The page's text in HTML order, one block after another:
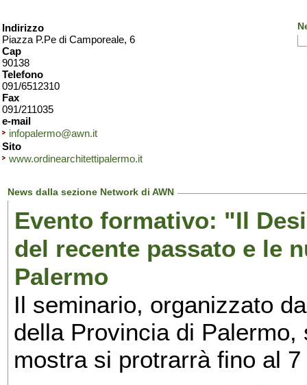
Indirizzo
Piazza P.Pe di Camporeale, 6
Cap
90138
Telefono
091/6512310
Fax
091/211035
e-mail
infopalermo@awn.it
Sito
www.ordinearchitettipalermo.it
News dalla sezione Network di AWN
Evento formativo: "Il
del recente passato e le
Palermo
Il seminario, organizzato
della Provincia di
mostra si protrarrà fino al